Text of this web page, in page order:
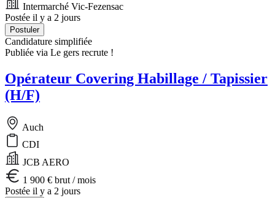
Intermarché Vic-Fezensac
Postée il y a 2 jours
Postuler
Candidature simplifiée
Publiée via Le gers recrute !
Opérateur Covering Habillage / Tapissier
(H/F)
Auch
CDI
JCB AERO
1 900 € brut / mois
Postée il y a 2 jours